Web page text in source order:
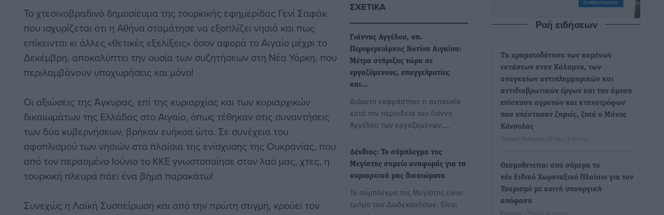
Το χτεσινοβραδινό δημοσίευμα της τουρκικής εφημερίδας Γενί Σαφάκ
που ισχυρίζεται ότι η Αθήνα σταμάτησε να εξοπλίζει νησιά και πως
επίκεινται κι άλλες «θετικές εξελίξεις» όσον αφορά το Αιγαίο μέχρι το
Δεκέμβρη, αποκαλύπτει την ουσία των συζητήσεων στη Νέα Υόρκη, που
περιλαμβάνουν υποχωρήσεις και μόνο!
Οι αξιώσεις της Άγκυρας, επί της κυριαρχίας και των κυριαρχικών
δικαιωμάτων της Ελλάδας στο Αιγαίο, όπως τέθηκαν στις συναντήσεις
των δύο κυβερνήσεων, βρήκαν ευήκοα ώτα. Σε συνέχεια του
αφοπλισμού των νησιών στα πλαίσια της ενίσχυσης της Ουκρανίας, που
από τον περασμένο Ιούνιο το ΚΚΕ γνωστοποίησε στον λαό μας, χτες, η
τουρκική πλευρά πάει ένα βήμα παρακάτω!
Συνεχώς η Λαϊκή Συσπείρωση και από την πρώτη στιγμή, κρούει τον
ΣΧΕΤΙΚΆ
Γιάννης Αγγέλου, υπ.
Περιφερειάρχης Νοτίου Αιγαίου:
Μέτρα στήριξης τώρα σε
εργαζόμενους, επαγγελματίες
και…
Διάχυτη εκφράστηκε η ανησυχία
κατά την περιοδεία του Γιάννη
Αγγέλου των εργαζομένων,…
Δένδιας: Το σύμπλεγμα της
Μεγίστης σημείο αναφοράς για τα
κυριαρχικά μας δικαιώματα
Το σύμπλεγμα της Μεγίστης είναι
τμήμα των Δωδεκανήσων. Είναι
Ροή ειδήσεων
Τη χρηματοδότηση των καμένων
εκτάσεων στην Κάλυμνο, των
αναγκαίων αντιπλημμυρικών και
αντιδιαβρωτικών έργων και την άμεση
ενίσχυση αγροτών και κτηνοτρόφων
που υπέστησαν ζημιές, ζητά ο Μάνος
Κόνσολας
Τοπικές Ειδήσεις πριν 2 λεπτά
Θεσμοθετείται από σήμερα το
νέο Ειδικό Χωροταξικό Πλαίσιο για τον
Τουρισμό με κοινή υπουργική
απόφαση
Ειδήσεις πριν 16 λεπτά